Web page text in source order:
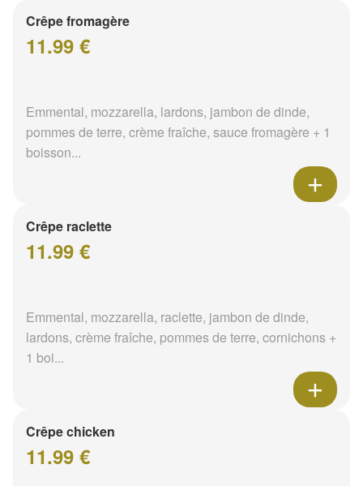
Crêpe fromagère
11.99 €
Emmental, mozzarella, lardons, jambon de dinde,
pommes de terre, crème fraîche, sauce fromagère + 1
boisson...
Crêpe raclette
11.99 €
Emmental, mozzarella, raclette, jambon de dinde,
lardons, crème fraîche, pommes de terre, cornichons +
1 boi...
Crêpe chicken
11.99 €